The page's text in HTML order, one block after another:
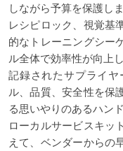
しながら予算を保護し
レシピロック、視覚基
的なトレーニングシー
ル全体で効率性が向上
記録されたサプライ
ル、品質、安全性を保
る思いやりのあるハン
ローカルサービスキッ
えて、ベンダーからの